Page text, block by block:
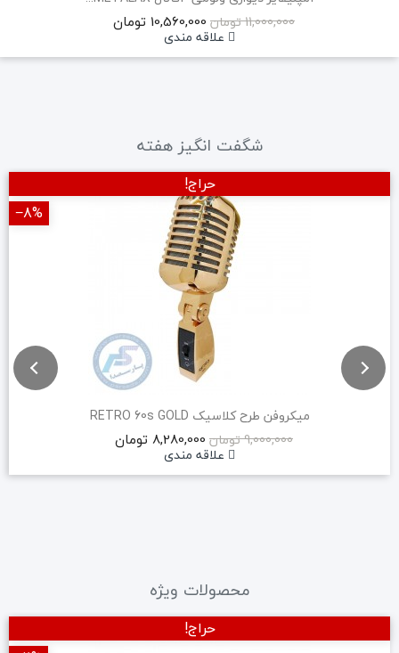
11,000,000 تومان
10,560,000 تومان
علاقه مندی
شگفت انگیز هفته
میکروفن طرح کلاسیک RETRO 60s GOLD
9,000,000 تومان
8,280,000 تومان
علاقه مندی
حراج!
‎−8%
محصولات ویژه
حراج!